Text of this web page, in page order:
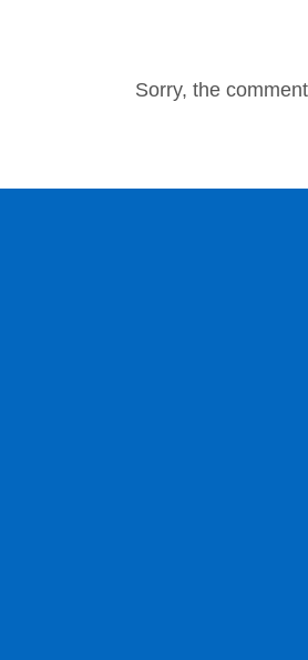
Sorry, the